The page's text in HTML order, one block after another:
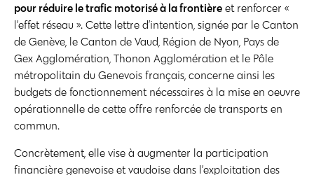
pour réduire le trafic motorisé à la frontière et renforcer «
l’effet réseau ». Cette lettre d’intention, signée par le Canton
de Genève, le Canton de Vaud, Région de Nyon, Pays de
Gex Agglomération, Thonon Agglomération et le Pôle
métropolitain du Genevois français, concerne ainsi les
budgets de fonctionnement nécessaires à la mise en oeuvre
opérationnelle de cette offre renforcée de transports en
commun.
Concrètement, elle vise à augmenter la participation
financière genevoise et vaudoise dans l’exploitation des